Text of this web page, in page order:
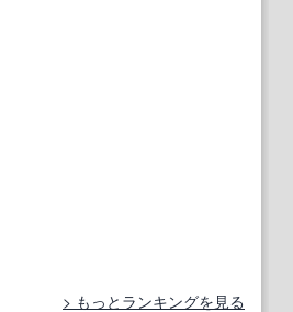
もっとランキングを見る